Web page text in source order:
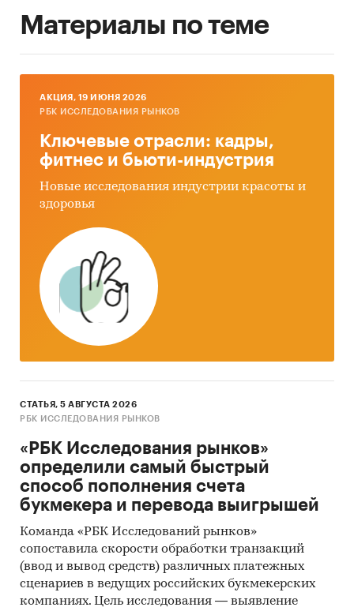
Материалы по теме
AКЦИЯ, 19 ИЮНЯ 2026
РБК ИССЛЕДОВАНИЯ РЫНКОВ
Ключевые отрасли: кадры,
фитнес и бьюти-индустрия
Новые исследования индустрии красоты и
здоровья
СТАТЬЯ, 5 АВГУСТА 2026
РБК ИССЛЕДОВАНИЯ РЫНКОВ
«РБК Исследования рынков»
определили самый быстрый
способ пополнения счета
букмекера и перевода выигрышей
Команда «РБК Исследований рынков»
сопоставила скорости обработки транзакций
(ввод и вывод средств) различных платежных
сценариев в ведущих российских букмекерских
компаниях. Цель исследования — выявление